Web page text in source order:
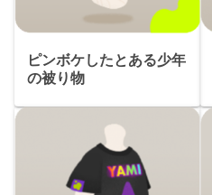
ピンボケしたとある少年
の被り物